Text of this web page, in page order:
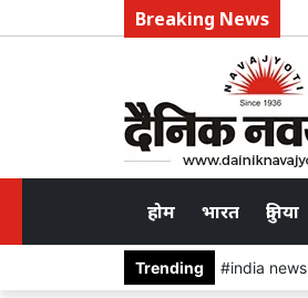
Breaking News
होम भारत दुनिया
Trending india news